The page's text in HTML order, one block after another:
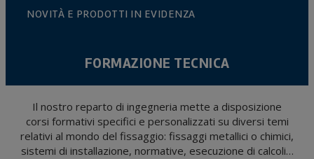
NOVITÀ E PRODOTTI IN EVIDENZA
FORMAZIONE TECNICA
Il nostro reparto di ingegneria mette a disposizione
corsi formativi specifici e personalizzati su diversi temi
relativi al mondo del fissaggio: fissaggi metallici o chimici,
sistemi di installazione, normative, esecuzione di calcoli…